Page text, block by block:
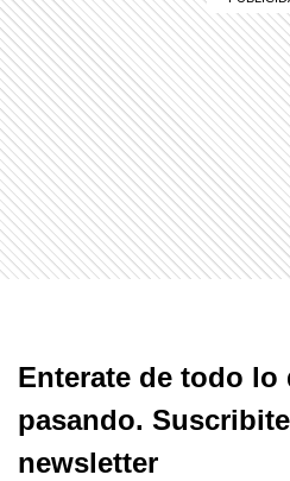
Enterate de todo lo
pasando.
newsletter